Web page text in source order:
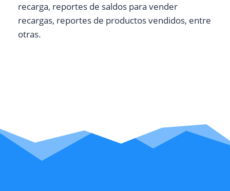
recarga, reportes de saldos para vender
recargas, reportes de productos vendidos, entre
otras.